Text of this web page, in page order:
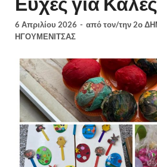
6 Απριλίου 2026 - από τον/την2ο
ΗΓΟΥΜΕΝΙΤΣΑΣ